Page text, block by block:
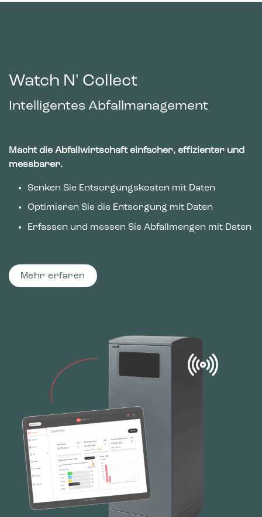
Informationen anonym gesammelt und gemeldet werden.
Marketing
und daher wertvoller für Publisher und werbetreibende
Drittparteien sind.
Watch N' Collect
Intelligentes Abfallmanagement
Macht die Abfallwirtschaft einfacher, effizienter und
messbarer.
Senken Sie Entsorgungskosten mit Daten
Optimieren Sie die Entsorgung mit Daten
Erfassen und messen Sie Abfallmengen mit Daten
Mehr erfaren